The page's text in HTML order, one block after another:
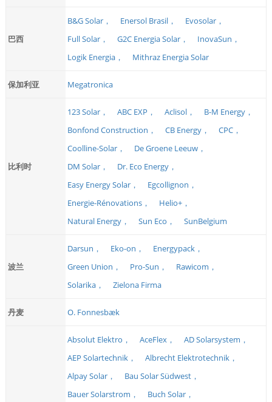
巴西
B&G Solar， Enersol Brasil，
Evosolar，
Full Solar，
G2C Energia Solar，
InovaSun，
Logik Energia，
Mithraz Energia Solar
保加利亚 Megatronica
比利时
123 Solar， ABC EXP， Aclisol，
B-M Energy，
Bonfond Construction，
CB Energy，
CPC，
Coolline-Solar，
De Groene Leeuw，
DM Solar，
Dr. Eco Energy，
Easy Energy Solar，
Egcollignon，
Energie-Rénovations，
Helio+，
Natural Energy，
Sun Eco， SunBelgium
波兰
Darsun， Eko-on，
Energypack，
Green Union，
Pro-Sun，
Rawicom，
Solarika，
Zielona Firma
丹麦 O. Fonnesbæk
Absolut Elektro， AceFlex，
AD Solarsystem，
AEP Solartechnik，
Albrecht Elektrotechnik，
Alpay Solar，
Bau Solar Südwest，
Bauer Solarstrom，
Buch Solar，